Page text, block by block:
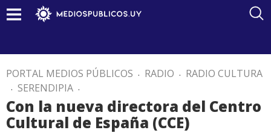
PORTAL MEDIOS PÚBLICOS . RADIO . RADIO CULTURA
. SERENDIPIA .
Con la nueva directora del Centro
Cultural de España (CCE)